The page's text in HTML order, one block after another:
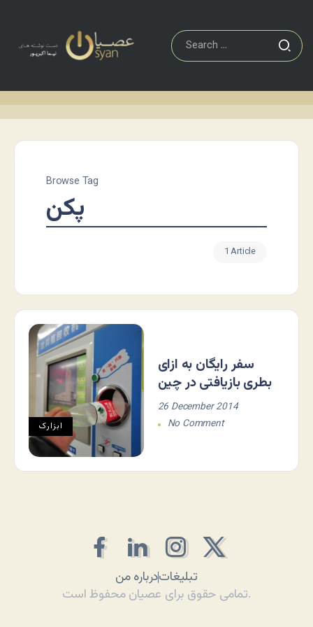
Browse Tag
پکن
1 Article
ابزارک
سفر رایگان به ازای
بطری بازیافتی در چین
26 December 2014
No Comment
درباره منتبلیغات
تمامی حقوق برای عصیان محفوظ است.